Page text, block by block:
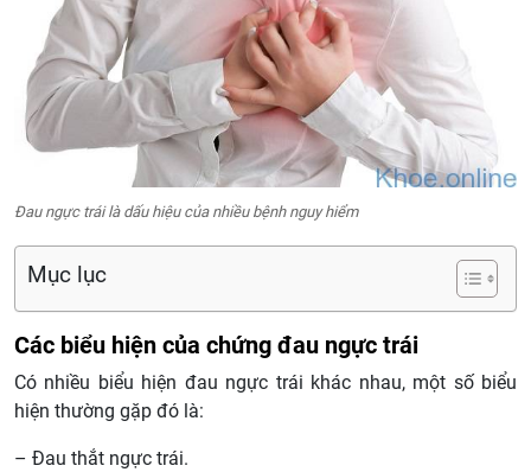
Đau ngực trái là dấu hiệu của nhiều bệnh nguy hiểm
Mục lục
Các biểu hiện của chứng đau ngực trái
Có nhiều biểu hiện đau ngực trái khác nhau, một số biểu
hiện thường gặp đó là:
– Đau thắt ngực trái.